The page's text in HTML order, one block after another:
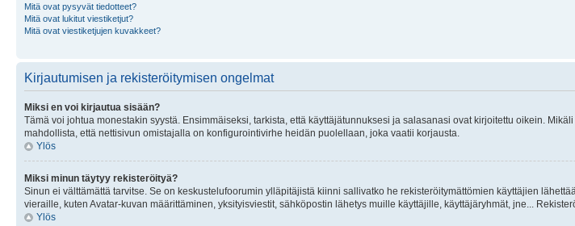
Mitä ovat pysyvät tiedotteet?
Mitä ovat lukitut viestiketjut?
Mitä ovat viestiketjujen kuvakkeet?
Kirjautumisen ja rekisteröitymisen ongelmat
Miksi en voi kirjautua sisään?
Tämä voi johtua monestakin syystä. Ensimmäiseksi, tarkista, että käyttäjätunnuksesi ja salasanasi ovat kirjoitettu oikein.
mahdollista, että nettisivun omistajalla on konfigurointivirhe heidän puolellaan, joka vaatii korjausta.
Ylös
Miksi minun täytyy rekisteröityä?
Sinun ei välttämättä tarvitse. Se on keskustelufoorumin ylläpitäjistä kiinni sallivatko he rekisteröitymättömien käyttäjien
vieraille, kuten Avatar-kuvan määrittäminen, yksityisviestit, sähköpostin lähetys muille käyttäjille, käyttäjäryhmät, jne...
Ylös